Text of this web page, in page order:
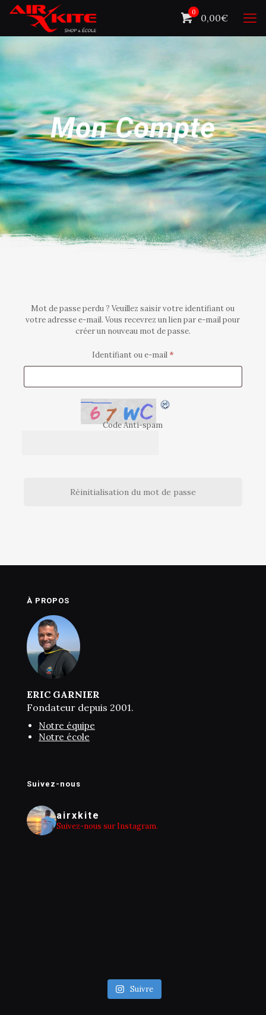
0 0,00€
Mon Compte
Mot de passe perdu ? Veuillez saisir votre identifiant ou
votre adresse e-mail. Vous recevrez un lien par e-mail pour
créer un nouveau mot de passe.
Identifiant ou e-mail *Obligatoire
Code Anti-spam
Réinitialisation du mot de passe
À PROPOS
ERIC GARNIER
Fondateur depuis 2001.
Notre équipe
Notre école
Suivez-nous
airxkite
Suivez-nous sur Instagram.
Suivre